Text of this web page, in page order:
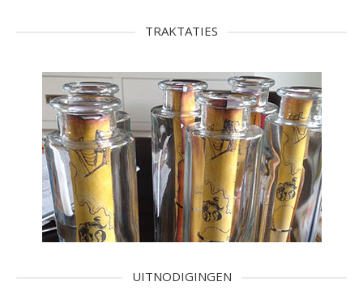
TRAKTATIES
UITNODIGINGEN